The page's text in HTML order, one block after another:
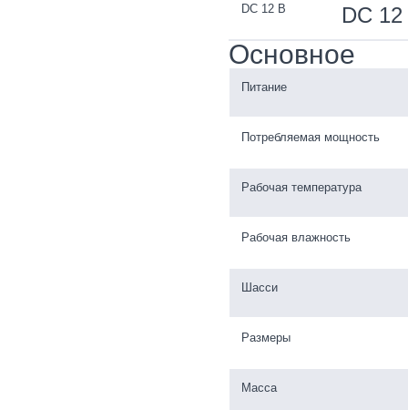
DC 12 В DC
Основное
Питание
Потребляемая мощность
Рабочая температура
Рабочая влажность
Шасси
Размеры
Масса